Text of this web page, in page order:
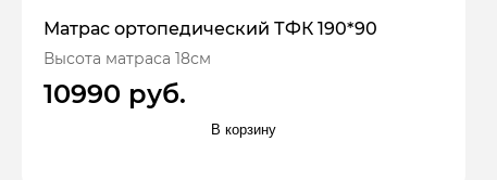
Матрас ортопедический ТФК 190*90
Высота матраса 18см
10990 руб.
В корзину